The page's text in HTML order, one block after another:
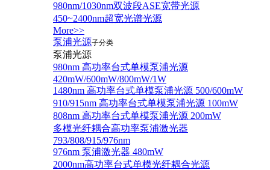
980nm/1030nm双波段ASE宽带光源
450~2400nm超宽光谱光源
More>>
泵浦光源子分类
泵浦光源
980nm 高功率台式单模泵浦光源
420mW/600mW/800mW/1W
1480nm 高功率台式单模泵浦光源 500/600mW
910/915nm 高功率台式单模泵浦光源 100mW
808nm 高功率台式单模泵浦光源 200mW
多模光纤耦合高功率泵浦激光器
793/808/915/976nm
976nm 泵浦激光器 480mW
2000nm高功率台式单模光纤耦合光源